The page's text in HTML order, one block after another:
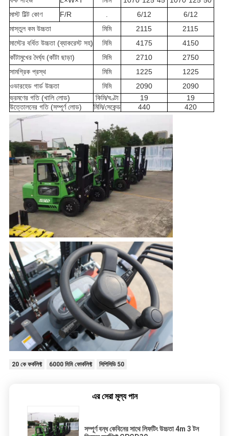
মাস্ট টিল্ট কোণ
F/R . 6/12
6/12
মাস্তুল কম উচ্চতা
মিমি 2115
2115
মাস্টের বর্ধিত উচ্চতা (ব্যাকরেস্ট সহ)
মিমি 4175
4150
কাঁটামুখের দৈর্ঘ্য (কাঁটা ছাড়া)
মিমি 2710
2750
সামগ্রিক প্রস্থ
মিমি 1225
1225
ওভারহেড গার্ড উচ্চতা
মিমি 2090
2090
ভ্রমণের গতি (খালি লোড)
কিমি/ঘণ্টা 19
19
উত্তোলনের গতি (সম্পূর্ণ লোড)
মিমি/সেকেন্ড 440 420
20 কে ফর্কলিফ্ট 6000 মিমি ফোর্কলিফ্ট সিপিসিডি 50
এর সেরা মূল্য পান
সম্পূর্ণ বন্ধ কেবিনের সাথে লিফটিং উচ্চতা 4m 3 টন